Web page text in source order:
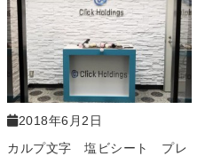
2018年6月2日
カルプ文字 塩ビシート プレ